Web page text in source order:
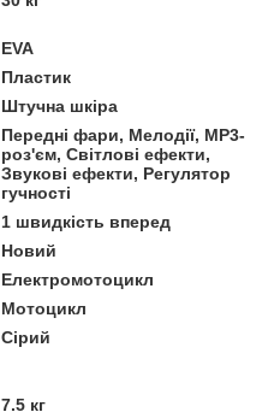
EVA
Пластик
Штучна шкіра
Передні фари, Мелодії, MP3-
роз'єм, Світлові ефекти,
Звукові ефекти, Регулятор
гучності
1 швидкість вперед
Новий
Електромотоцикл
Мотоцикл
Сірий
7.5 кг